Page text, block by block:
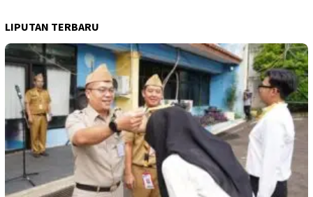
LIPUTAN TERBARU